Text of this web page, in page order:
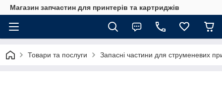
Магазин запчастин для принтерів та картриджів
Товари та послуги Запасні частини для струменевих